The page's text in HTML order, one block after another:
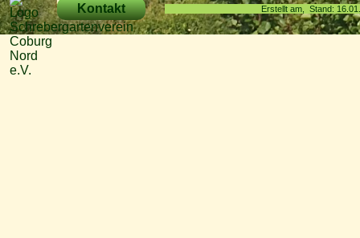
Kontakt Erstellt am, Stand: